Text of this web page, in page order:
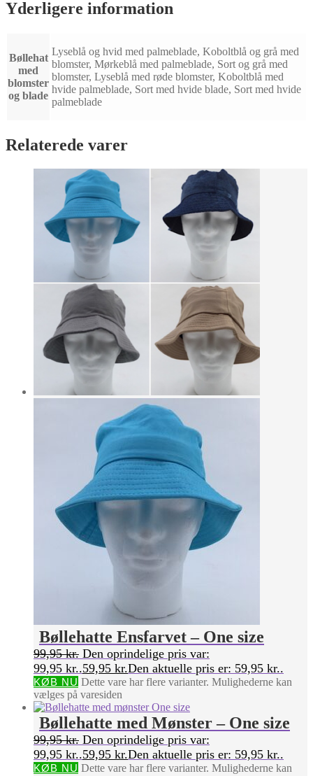
Yderligere information
Bøllehat
med
blomster
og blade
Lyseblå og hvid med palmeblade, Koboltblå og grå med
blomster, Mørkeblå med palmeblade, Sort og grå med
blomster, Lyseblå med røde blomster, Koboltblå med
hvide palmeblade, Sort med hvide blade, Sort med hvide
palmeblade
Relaterede varer
Bøllehatte Ensfarvet – One size
99,95kr. Den oprindelige pris var:
99,95 kr..59,95 kr.Den aktuelle pris er: 59,95 kr..
KØB NU Dette vare har flere varianter. Mulighederne kan
vælges på varesiden
Bøllehatte med Mønster – One size
99,95kr. Den oprindelige pris var:
99,95 kr..59,95 kr.Den aktuelle pris er: 59,95 kr..
KØB NU Dette vare har flere varianter. Mulighederne kan